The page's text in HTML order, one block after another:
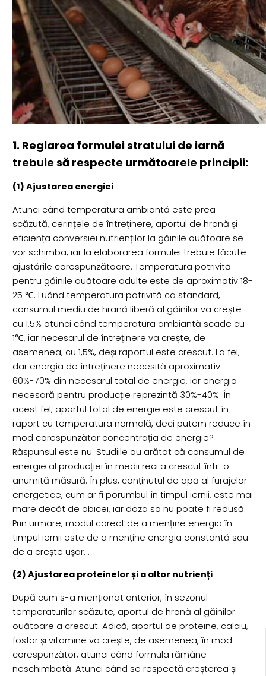
1. Reglarea formulei stratului de iarnă
trebuie să respecte următoarele principii:
(1) Ajustarea energiei
Atunci când temperatura ambiantă este prea
scăzută, cerințele de întreținere, aportul de hrană și
eficiența conversiei nutrienților la găinile ouătoare se
vor schimba, iar la elaborarea formulei trebuie făcute
ajustările corespunzătoare. Temperatura potrivită
pentru găinile ouătoare adulte este de aproximativ 18-
25 ℃. Luând temperatura potrivită ca standard,
consumul mediu de hrană liberă al găinilor va crește
cu 1,5% atunci când temperatura ambiantă scade cu
1℃, iar necesarul de întreținere va crește, de
asemenea, cu 1,5%, deși raportul este crescut. La fel,
dar energia de întreținere necesită aproximativ
60%-70% din necesarul total de energie, iar energia
necesară pentru producție reprezintă 30%-40%. În
acest fel, aportul total de energie este crescut în
raport cu temperatura normală, deci putem reduce în
mod corespunzător concentrația de energie?
Răspunsul este nu. Studiile au arătat că consumul de
energie al producției în medii reci a crescut într-o
anumită măsură. În plus, conținutul de apă al furajelor
energetice, cum ar fi porumbul în timpul iernii, este mai
mare decât de obicei, iar doza sa nu poate fi redusă.
Prin urmare, modul corect de a menține energia în
timpul iernii este de a menține energia constantă sau
de a crește ușor. .
(2) Ajustarea proteinelor și a altor nutrienți
După cum s-a menționat anterior, în sezonul
temperaturilor scăzute, aportul de hrană al găinilor
ouătoare a crescut. Adică, aportul de proteine, calciu,
fosfor și vitamine va crește, de asemenea, în mod
corespunzător, atunci când formula rămâne
neschimbată. Atunci când se respectă creșterea și